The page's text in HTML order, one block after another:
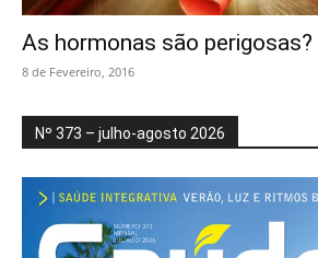
As hormonas são perigosas?
8 de Fevereiro, 2016
Nº 373 – julho-agosto 2026